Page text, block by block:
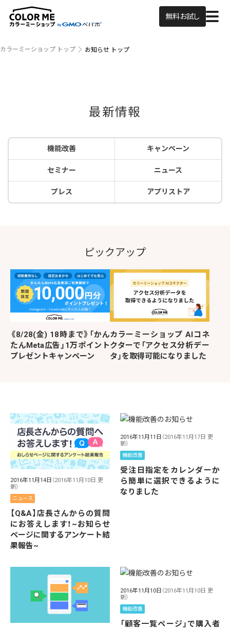
無料お試し
カラーミーショップ トップ お知らせ トップ
最新情報
機能改善 キャンペーン
セミナー ニュース
プレス アプリストア
ピックアップ
《8/28(金) 18時まで》「かん
たんMeta広告」1万ポイント
プレゼントキャンペーン
カラーミーショップ AIコネ
クターで「アクセス分析デー
タ」を取得可能になりました
2016年11月14日 （2016年11月10日 更
新）
ニュース
【Q&A】店長さんからの質問
にお答えします！~お知らせ
ページに関するアンケート結
果報告~
2016年11月11日 （2016年11月17日 更
新）
機能改善
受注日指定をカレンダーか
ら簡単に選択できるように
なりました
2016年11月10日 （2016年11月10日 更
新）
機能改善
「顧客一覧ページ」で購入者